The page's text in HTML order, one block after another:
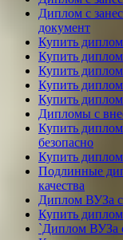
Диплом с
документ
Купить диплом
Купить диплом
Купить
Купить
Купить диплом
Дипломы с
Купить диплом
безопасно
Купить диплом
Подлинные
качества
Диплом ВУЗа с
Купить диплом
`Диплом ВУЗа